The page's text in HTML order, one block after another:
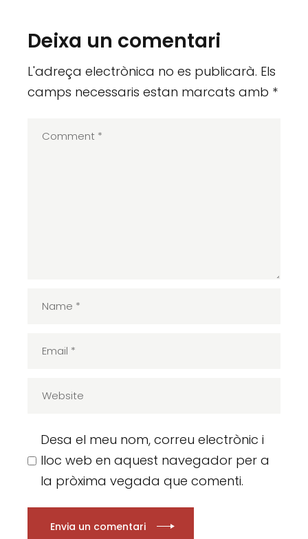
Deixa un comentari
L'adreça electrònica no es publicarà. Els
camps necessaris estan marcats amb *
Desa el meu nom, correu electrònic i
lloc web en aquest navegador per a
la pròxima vegada que comenti.
Envia un comentari